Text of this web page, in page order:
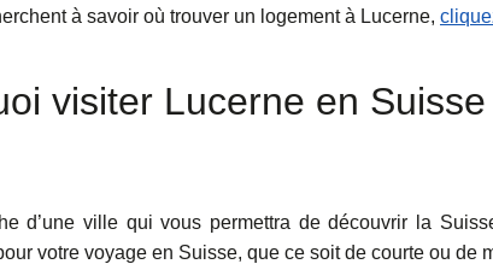
à savoir où trouver un logement à Lucerne,
visiter Lucerne en
d’une ville qui vous permettra de découvrir la
votre voyage en Suisse, que ce soit de courte ou de